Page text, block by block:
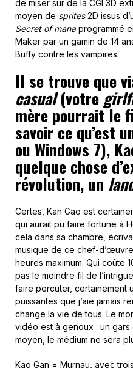
de miser sur de la CGI 3D
moyen de sprites2D issus
Secret of manaprogrammé
Maker par un gamin de 14
Buffy contre les vampires.
Il se trouve que
casual(votre
mère pourrait le
savoir ce qu’est
ou Windows 7),
quelque chose
révolution, un
Certes, Kan Gao est
qui aurait pu faire fortune à
cela dans sa chambre,
musique de ce chef-
heures maximum. Qui coûte
pas le moindre fil de
faire percuter, certainement
puissantes que j’aie jamais
change la vie de tous. Le
vidéo est à genoux : un
moyen, le médium ne sera
Kao Gan = Murnau, avec